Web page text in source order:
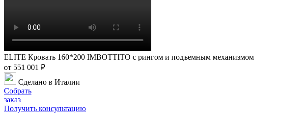
ELITE Кровать 160*200 IMBOTTITO с рингом и подъемным механизмом
от 551 001 ₽
Сделано в Италии
Собрать
заказ
Получить консультацию